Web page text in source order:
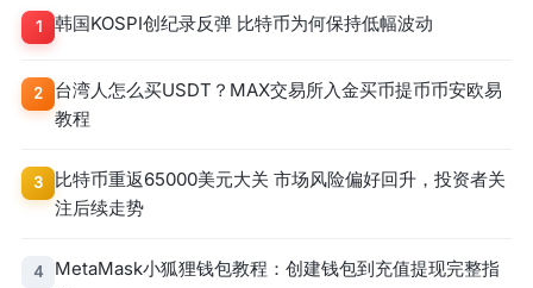
1 韩国KOSPI创纪录反弹 比特币为何保持低幅波动
2
台湾人怎么买USDT？MAX交易所入金买币提币币安欧易
教程
3
比特币重返65000美元大关 市场风险偏好回升，投资者关
注后续走势
4
MetaMask小狐狸钱包教程：创建钱包到充值提现完整指